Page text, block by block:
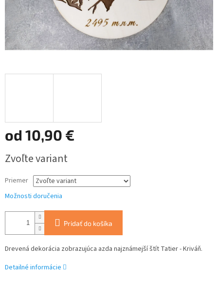
od 10,90 €
cena:
Zvoľte variant
Priemer
Možnosti doručenia
Pridať do košíka
Drevená dekorácia zobrazujúca azda najznámejší štít Tatier - Kriváň.
Detailné informácie